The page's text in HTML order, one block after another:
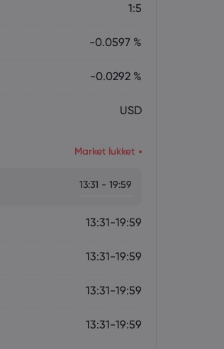
1:5
-0.0597 %
-0.0292 %
USD
Market lukket
13:31 - 19:59
13:31-19:59
13:31-19:59
13:31-19:59
13:31-19:59